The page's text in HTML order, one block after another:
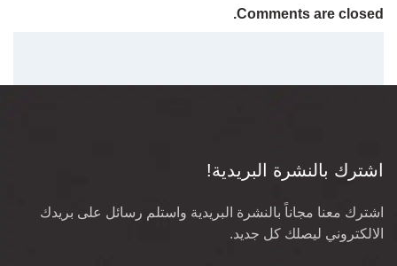
Comments are closed.
اشترك بالنشرة البريدية!
اشترك معنا مجاناً بالنشرة البريدية واستلم رسائل على بريدك
الالكتروني ليصلك كل جديد.